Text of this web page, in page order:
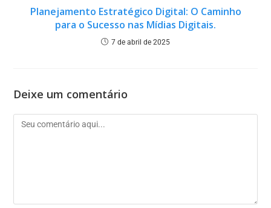
Planejamento Estratégico Digital: O Caminho
para o Sucesso nas Mídias Digitais.
7 de abril de 2025
Deixe um comentário